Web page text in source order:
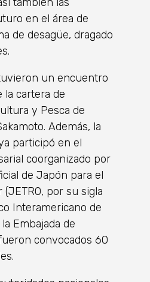
en el área de
de desagüe, dragado
un encuentro
la cartera de
y Pesca de
Además, la
participó en el
coorganizado por
de Japón para el
por su sigla
Interamericano de
Embajada de
convocados 60